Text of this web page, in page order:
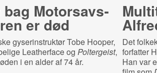
bag Mo­tor­savs­
er død
gyserinstruktør Tobe Hooper,
Leatherface og Poltergeist,
i en alder af 74 år.
Det
forfatter
Han var